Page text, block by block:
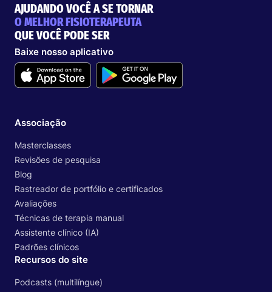
AJUDANDO VOCÊ A SE TORNAR
O MELHOR FISIOTERAPEUTA
QUE VOCÊ PODE SER
Baixe nosso aplicativo
Associação
Masterclasses
Revisões de pesquisa
Blog
Rastreador de portfólio e certificados
Avaliações
Técnicas de terapia manual
Assistente clínico (IA)
Padrões clínicos
Recursos do site
Podcasts (multilíngue)